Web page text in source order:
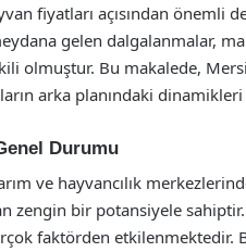
fiyatları açısından önemli
gelen dalgalanmalar,
olmuştur. Bu makalede,
arka planındaki
Durumu
ve hayvancılık
zengin bir potansiyele sahiptir.
faktörden etkilenmektedir.